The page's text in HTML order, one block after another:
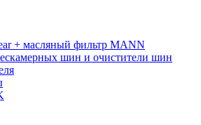
+ масляный фильтр MANN
шин и очистители шин